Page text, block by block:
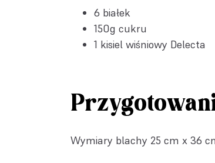
6 białek
150g cukru
1 kisiel wiśniowy Delecta
Wymiary blachy 25 cm x 36